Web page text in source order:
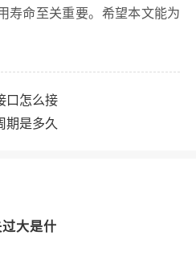
寿命至关重要。希望本文能为
口怎么接
期是多久
大是什